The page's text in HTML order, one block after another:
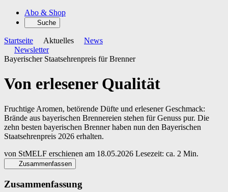
Abo & Shop
Suche
Startseite Aktuelles
News
Newsletter
Bayerischer Staatsehrenpreis für Brenner
Von erlesener Qualität
Fruchtige Aromen, betörende Düfte und erlesener Geschmack:
Brände aus bayerischen Brennereien stehen für Genuss pur. Die
zehn besten bayerischen Brenner haben nun den Bayerischen
Staatsehrenpreis 2026 erhalten.
von StMELF erschienen am 18.05.2026 Lesezeit: ca. 2 Min.
Zusammenfassen
Zusammenfassung